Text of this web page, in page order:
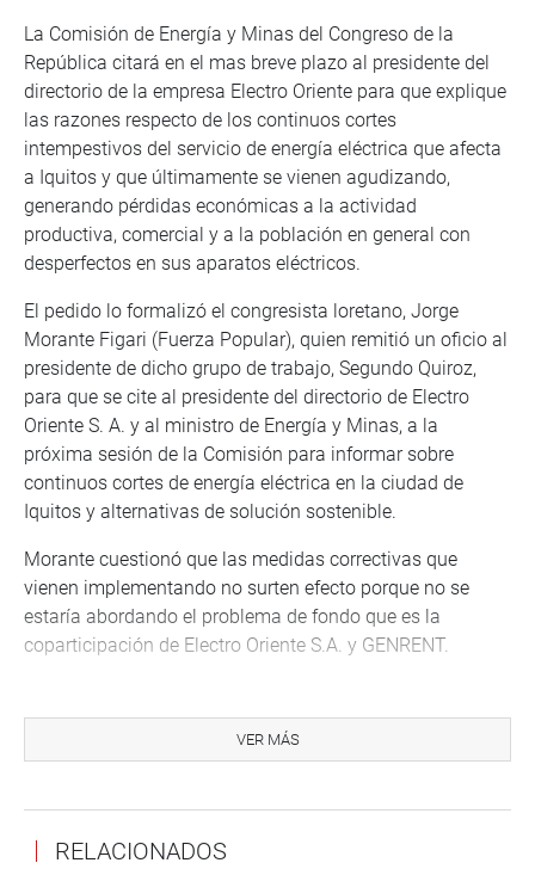
La Comisión de Energía y Minas del Congreso de la
República citará en el mas breve plazo al presidente del
directorio de la empresa Electro Oriente para que explique
las razones respecto de los continuos cortes
intempestivos del servicio de energía eléctrica que afecta
a Iquitos y que últimamente se vienen agudizando,
generando pérdidas económicas a la actividad
productiva, comercial y a la población en general con
desperfectos en sus aparatos eléctricos.
El pedido lo formalizó el congresista loretano, Jorge
Morante Figari (Fuerza Popular), quien remitió un oficio al
presidente de dicho grupo de trabajo, Segundo Quiroz,
para que se cite al presidente del directorio de Electro
Oriente S. A. y al ministro de Energía y Minas, a la
próxima sesión de la Comisión para informar sobre
continuos cortes de energía eléctrica en la ciudad de
Iquitos y alternativas de solución sostenible.
Morante cuestionó que las medidas correctivas que
vienen implementando no surten efecto porque no se
estaría abordando el problema de fondo que es la
coparticipación de Electro Oriente S.A. y GENRENT.
población loretana, que puede acarrear una situación de
conflictividad mayor”, señala el documento emitido este
electrodomésticos por las interrupciones del servicio
VER MÁS
RELACIONADOS